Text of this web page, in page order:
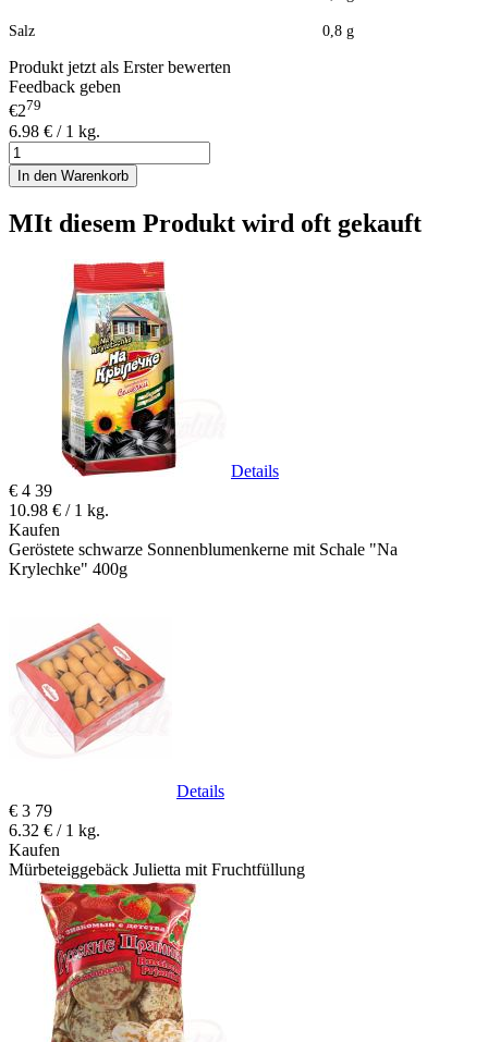
Salz 0,8 g
Produkt jetzt als Erster bewerten
Feedback geben
€279
6.98 € / 1 kg.
In den Warenkorb
MIt diesem Produkt wird oft gekauft
Details
€ 4 39
10.98 € / 1 kg.
Kaufen
Geröstete schwarze Sonnenblumenkerne mit Schale "Na
Krylechke" 400g
Details
€ 3 79
6.32 € / 1 kg.
Kaufen
Mürbeteiggebäck Julietta mit Fruchtfüllung